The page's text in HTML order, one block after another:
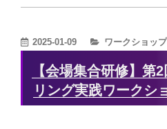
2025-01-09
カ
ゴ
リ
ー
ワークショップ
【会場集合研修】
リング実践ワークシ